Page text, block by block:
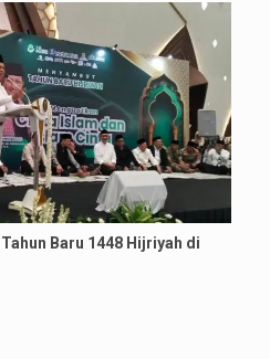
Baru 1448 Hijriyah di